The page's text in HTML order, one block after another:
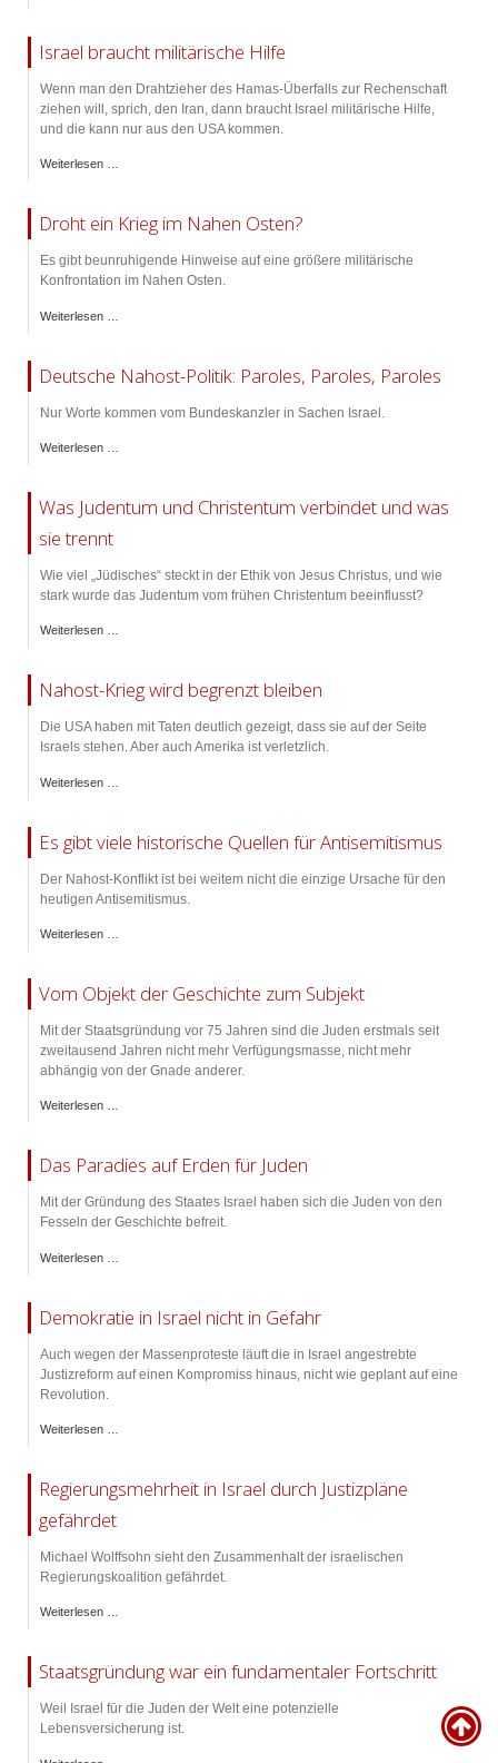
Israel braucht militärische Hilfe
Wenn man den Drahtzieher des Hamas-Überfalls zur Rechenschaft
ziehen will, sprich, den Iran, dann braucht Israel militärische Hilfe,
und die kann nur aus den USA kommen.
Weiterlesen …
Droht ein Krieg im Nahen Osten?
Es gibt beunruhigende Hinweise auf eine größere militärische
Konfrontation im Nahen Osten.
Weiterlesen …
Deutsche Nahost-Politik: Paroles, Paroles, Paroles
Nur Worte kommen vom Bundeskanzler in Sachen Israel.
Weiterlesen …
Was Judentum und Christentum verbindet und was
sie trennt
Wie viel „Jüdisches“ steckt in der Ethik von Jesus Christus, und wie
stark wurde das Judentum vom frühen Christentum beeinflusst?
Weiterlesen …
Nahost-Krieg wird begrenzt bleiben
Die USA haben mit Taten deutlich gezeigt, dass sie auf der Seite
Israels stehen. Aber auch Amerika ist verletzlich.
Weiterlesen …
Es gibt viele historische Quellen für Antisemitismus
Der Nahost-Konflikt ist bei weitem nicht die einzige Ursache für den
heutigen Antisemitismus.
Weiterlesen …
Vom Objekt der Geschichte zum Subjekt
Mit der Staatsgründung vor 75 Jahren sind die Juden erstmals seit
zweitausend Jahren nicht mehr Verfügungsmasse, nicht mehr
abhängig von der Gnade anderer.
Weiterlesen …
Das Paradies auf Erden für Juden
Mit der Gründung des Staates Israel haben sich die Juden von den
Fesseln der Geschichte befreit.
Weiterlesen …
Demokratie in Israel nicht in Gefahr
Auch wegen der Massenproteste läuft die in Israel angestrebte
Justizreform auf einen Kompromiss hinaus, nicht wie geplant auf eine
Revolution.
Weiterlesen …
Regierungsmehrheit in Israel durch Justizpläne
gefährdet
Michael Wolffsohn sieht den Zusammenhalt der israelischen
Regierungskoalition gefährdet.
Weiterlesen …
Staatsgründung war ein fundamentaler Fortschritt
Weil Israel für die Juden der Welt eine potenzielle
Lebensversicherung ist.